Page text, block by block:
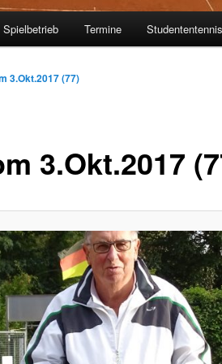
Spielbetrieb Termine Studententennis
3.Okt.2017
3.Okt.2017 (77)